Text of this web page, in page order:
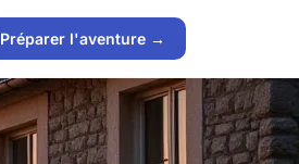
Préparer l'aventure →